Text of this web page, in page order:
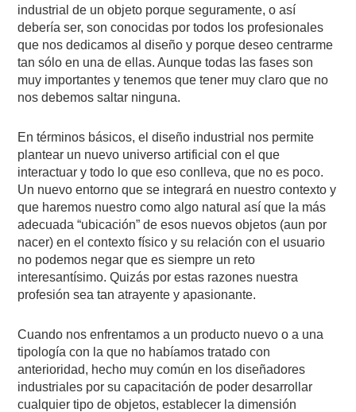
industrial de un objeto porque seguramente, o así
debería ser, son conocidas por todos los profesionales
que nos dedicamos al diseño y porque deseo centrarme
tan sólo en una de ellas. Aunque todas las fases son
muy importantes y tenemos que tener muy claro que no
nos debemos saltar ninguna.
En términos básicos, el diseño industrial nos permite
plantear un nuevo universo artificial con el que
interactuar y todo lo que eso conlleva, que no es poco.
Un nuevo entorno que se integrará en nuestro contexto y
que haremos nuestro como algo natural así que la más
adecuada “ubicación” de esos nuevos objetos (aun por
nacer) en el contexto físico y su relación con el usuario
no podemos negar que es siempre un reto
interesantísimo. Quizás por estas razones nuestra
profesión sea tan atrayente y apasionante.
Cuando nos enfrentamos a un producto nuevo o a una
tipología con la que no habíamos tratado con
anterioridad, hecho muy común en los diseñadores
industriales por su capacitación de poder desarrollar
cualquier tipo de objetos, establecer la dimensión